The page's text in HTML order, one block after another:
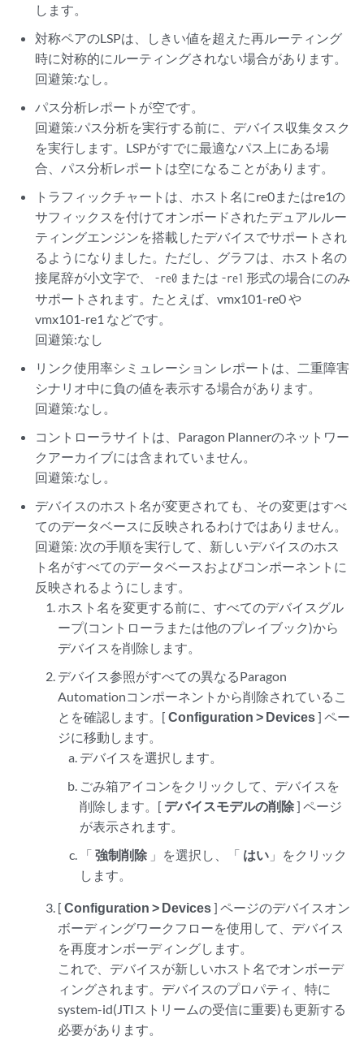
します。
対称ペアのLSPは、しきい値を超えた再ルーティング
時に対称的にルーティングされない場合があります。
回避策:なし。
パス分析レポートが空です。
回避策:パス分析を実行する前に、デバイス収集タスク
を実行します。LSPがすでに最適なパス上にある場
合、パス分析レポートは空になることがあります。
トラフィックチャートは、ホスト名にre0またはre1の
サフィックスを付けてオンボードされたデュアルルー
ティングエンジンを搭載したデバイスでサポートされ
るようになりました。ただし、グラフは、ホスト名の
接尾辞が小文字で、 -re0 または -re1 形式の場合にのみ
サポートされます。たとえば、vmx101-re0 や
vmx101-re1 などです。
回避策:なし
リンク使用率シミュレーション レポートは、二重障害
シナリオ中に負の値を表示する場合があります。
回避策:なし。
コントローラサイトは、Paragon Plannerのネットワー
クアーカイブには含まれていません。
回避策:なし。
デバイスのホスト名が変更されても、その変更はすべ
てのデータベースに反映されるわけではありません。
回避策: 次の手順を実行して、新しいデバイスのホス
ト名がすべてのデータベースおよびコンポーネントに
反映されるようにします。
ホスト名を変更する前に、すべてのデバイスグル
ープ(コントローラまたは他のプレイブック)から
デバイスを削除します。
デバイス参照がすべての異なるParagon
Automationコンポーネントから削除されているこ
とを確認します。[ Configuration > Devices] ペー
ジに移動します。
デバイスを選択します。
ごみ箱アイコンをクリックして、デバイスを
削除します。[ デバイスモデルの削除] ページ
が表示されます。
「強制削除 」を選択し、「 はい 」をクリック
します。
[ Configuration > Devices] ページのデバイスオン
ボーディングワークフローを使用して、デバイス
を再度オンボーディングします。
これで、デバイスが新しいホスト名でオンボーデ
ィングされます。デバイスのプロパティ、特に
system-id(JTIストリームの受信に重要)も更新する
必要があります。